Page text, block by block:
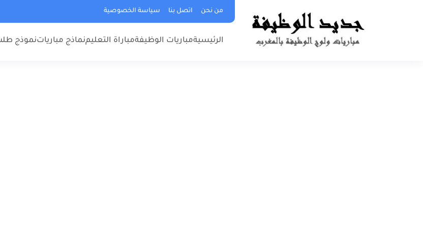
من نحن اتصل بنا سياسة الخصوصية
الرئيسيةمباريات الوظيفةمباراة التعليمنماذج مبارياتنموذج